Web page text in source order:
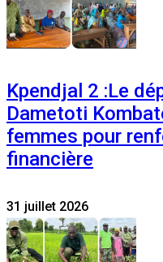
Kpendjal 2 :Le
Dametoti
femmes pour
financière
31 juillet 2026